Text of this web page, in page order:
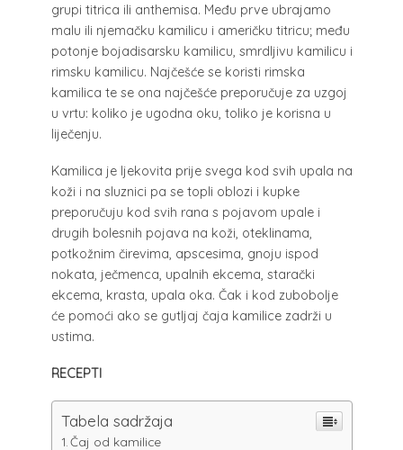
grupi titrica ili anthemisa. Među prve ubrajamo
malu ili njemačku kamilicu i američku titricu; među
potonje bojadisarsku kamilicu, smrdljivu kamilicu i
rimsku kamilicu. Najčešće se koristi rimska
kamilica te se ona najčešće preporučuje za uzgoj
u vrtu: koliko je ugodna oku, toliko je korisna u
liječenju.
Kamilica je ljekovita prije svega kod svih upala na
koži i na sluznici pa se topli oblozi i kupke
preporučuju kod svih rana s pojavom upale i
drugih bolesnih pojava na koži, oteklinama,
potkožnim čirevima, apscesima, gnoju ispod
nokata, ječmenca, upalnih ekcema, starački
ekcema, krasta, upala oka. Čak i kod zubobolje
će pomoći ako se gutljaj čaja kamilice zadrži u
ustima.
RECEPTI
Tabela sadržaja
Čaj od kamilice